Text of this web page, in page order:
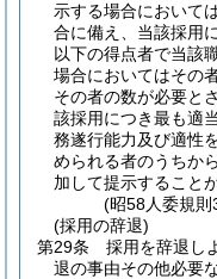
示する場合において
合に備え、当該採用
以下の得点者で当該
場合においてはその
その者の数が必要と
該採用につき最も適
務遂行能力及び適性
められる者のうちか
加して提示すること
(昭58人委規
(採用の辞退)
第29条
採用を辞退し
退の事由その他必要